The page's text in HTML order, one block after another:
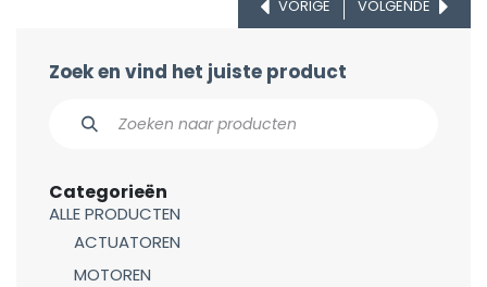
VORIGE VOLGENDE
Zoek en vind het juiste product
Categorieën
ALLE PRODUCTEN
ACTUATOREN
MOTOREN